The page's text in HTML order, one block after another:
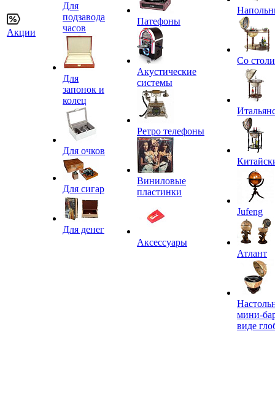
Акции
Для
подзавода
часов
Для
запонок и
колец
Для очков
Для сигар
Для денег
Патефоны
Акустические
системы
Ретро телефоны
Виниловые
пластинки
Аксессуары
Со
Jufeng
Атлант
мини-
виде